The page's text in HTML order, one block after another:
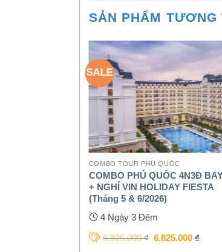
SẢN PHẨM TƯƠNG
SALE
COMBO TOUR PHÚ QUỐC
COMBO PHÚ QUỐC 4N3Đ
+ NGHỈ VIN HOLIDAY FIESTA
(Tháng 5 & 6/2026)
4 Ngày 3 Đêm
6.925.000₫ 6.825.000 ₫